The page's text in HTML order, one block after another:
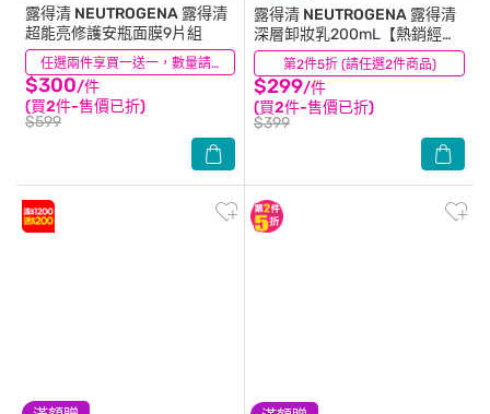
任選兩件享買一送一，數量請選2件
露得清 NEUTROGENA 露得清
超能亮修護安瓶面膜9片組
$300/件
(買2件-售價已折)
$599
(11) 第2件5折 (請任選2件商品)
露得清 NEUTROGENA 露得清
深層卸妝乳200mL【熱銷經典
款】
$299/件
(買2件-售價已折)
$399
(30)